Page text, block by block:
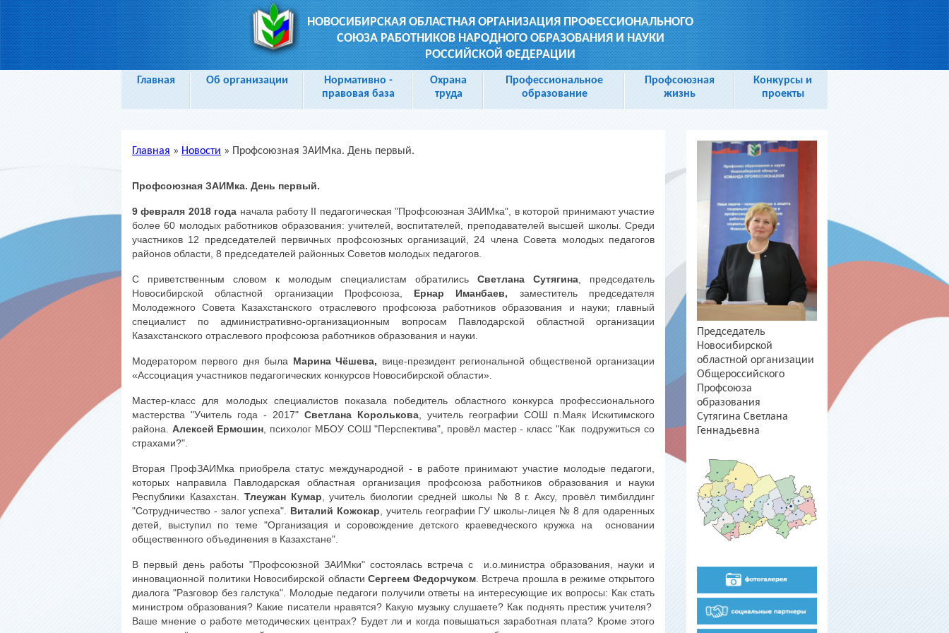
НОВОСИБИРСКАЯ ОБЛАСТНАЯ ОРГАНИЗАЦИЯ ПРОФЕССИОНАЛЬНОГО
СОЮЗА РАБОТНИКОВ НАРОДНОГО ОБРАЗОВАНИЯ И НАУКИ
РОССИЙСКОЙ ФЕДЕРАЦИИ
Главная Об организации
Нормативно -
правовая база
Охрана
труда
Профессиональное
образование
Профсоюзная
жизнь
Конкурсы и
проекты
Главная » Новости » Профсоюзная ЗАИМка. День первый.
Профсоюзная ЗАИМка. День первый.
9 февраля 2018 года начала работу II педагогическая "Профсоюзная ЗАИМка", в которой принимают участие
более 60 молодых работников образования: учителей, воспитателей, преподавателей высшей школы. Среди
участников 12 председателей первичных профсоюзных организаций, 24 члена Совета молодых педагогов
районов области, 8 председателей районных Советов молодых педагогов.
С приветственным словом к молодым специалистам обратились Светлана Сутягина , председатель
Новосибирской областной организации Профсоюза,
Ернар Иманбаев, заместитель председателя
Молодежного Совета Казахстанского отраслевого профсоюза работников образования и науки; главный
специалист по административно-организационным вопросам Павлодарской областной организации
Казахстанского отраслевого профсоюза работников образования и науки.
Модератором первого дня была Марина Чёшева, вице-президент региональной общественой организации
«Ассоциация участников педагогических конкурсов Новосибирской области».
Мастер-класс для молодых специалистов показала победитель областного конкурса профессионального
мастерства "Учитель года - 2017" Светлана Королькова учитель географии СОШ
п.Маяк Искитимского
района. Алексей Ермошин , психолог МБОУ СОШ "Перспектива", провёл мастер - класс "Как подружиться со
страхами?".
Вторая ПрофЗАИМка приобрела статус международной - в работе принимают участие молодые педагоги,
которых направила Павлодарская областная организация профсоюза работников образования и науки
Республики Казахстан.
Тлеужан Кумар , учитель биологии средней школы № 8 г. Аксу, провёл тимбилдинг
"Сотрудничество - залог успеха". Виталий Кожокар , учитель географии ГУ школы-лицея № 8 для одаренных
детей, выступил по теме "Организация и соровождение детского краеведческого кружка на основании
общественного объединения в Казахстане".
В первый день работы "Профсоюзной ЗАИМки" состоялась встреча с и.о.министра образования, науки и
инновационной политики Новосибирской области Сергеем Федорчуком. Встреча прошла в режиме открытого
диалога "Разговор без галстука". Молодые педагоги получили ответы на интересующие их вопросы: Как стать
министром образования? Какие писатели нравятся? Какую музыку слушаете? Как поднять престиж учителя?
Ваше мнение о работе методических центрах? Будет ли и когда повышаться заработная плата? Кроме этого
Председатель
Новосибирской
областной организации
Общероссийского
Профсоюза
образования
Сутягина Светлана
Геннадьевна